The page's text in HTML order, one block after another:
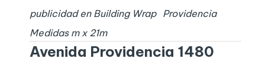
publicidad en Building Wrap
Providencia
Medidas m x 21m
Avenida Providencia 1480